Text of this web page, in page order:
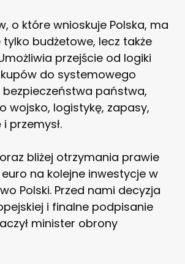
o które wnioskuje Polska, ma
tylko budżetowe, lecz także
przejście od logiki
do systemowego
państwa,
wojsko, logistykę, zapasy,
przemysł.
bliżej otrzymania prawie
na kolejne inwestycje w
Polski. Przed nami decyzja
i finalne podpisanie
minister obrony